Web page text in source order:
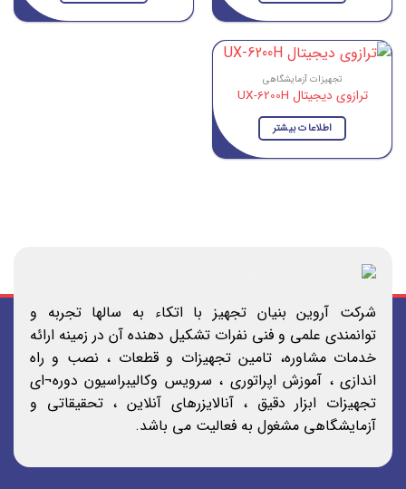
تجهیزات آزمایشگاهی
ترازوی دیجیتال UX-6200H
اطلاعات بیشتر
شرکت آروین بنیان تجهیز با اتکاء به سالها تجربه و
توانمندی علمی و فنی نفرات تشکیل دهنده آن در زمینه ارائه
خدمات مشاوره، تامین تجهیزات و قطعات ، نصب و راه
اندازی ، آموزش اپراتوری ، سرویس وکالیبراسیون دوره¬ای
تجهیزات ابزار دقیق ، آنالایزرهای آنلاین ، تحقیقاتی و
آزمایشگاهی مشغول به فعالیت می باشد.